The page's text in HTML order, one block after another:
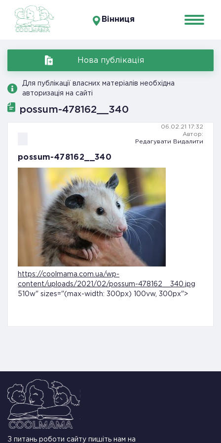
Вінниця
Нова публікація
Для публікації власних матеріалів необхідна
авторизація на сайті
possum-478162__340
06.02.21 17:32
Автор:
Редагувати
Видалити
possum-478162__340
https://coolmama.com.ua/wp-
content/uploads/2021/02/possum-478162__340.jpg
510w" sizes="(max-width: 300px) 100vw, 300px">
З питань роботи сайту пишіть нам на